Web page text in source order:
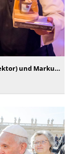
Pater Karl Wallner (Missio-Nationaldirektor) und Markus Andorf (Head of PR&Communications, Missio Österreich) mit dem FAIRTRADE-Award